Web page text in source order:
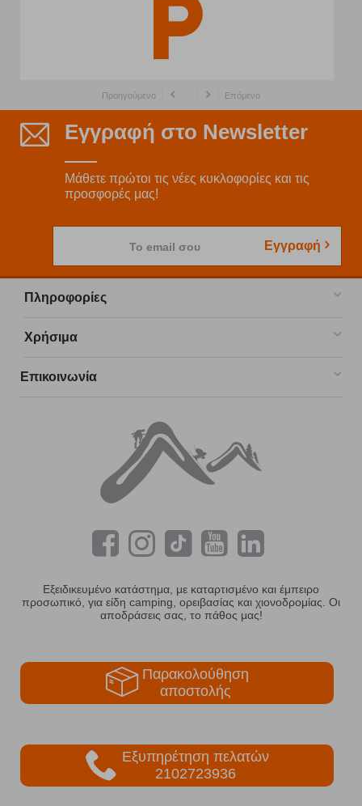
Προηγούμενο Επόμενο
Εγγραφή στο Newsletter
Μάθετε πρώτοι τις νέες κυκλοφορίες και τις
προσφορές μας!
Το email σου Εγγραφή
Πληροφορίες
Χρήσιμα
Επικοινωνία
Εξειδικευμένο κατάστημα, με καταρτισμένο και έμπειρο
προσωπικό, για είδη camping, ορειβασίας και χιονοδρομίας. Οι
αποδράσεις σας, το πάθος μας!
Παρακολούθηση
αποστολής
Εξυπηρέτηση πελατών
2102723936